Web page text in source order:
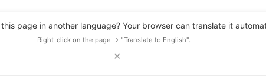
page in another language? Your browser can translate it
Right-click on the page → "Translate to English".
✕
RECURSOS